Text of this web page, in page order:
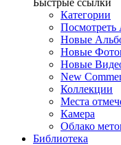
Категории
Посмотреть
Новые
Новые
Новые
New
Коллекции
Места
Камера
Облако
Библиотека